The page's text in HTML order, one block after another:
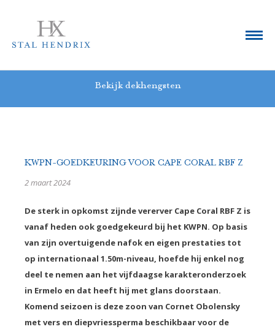
Bekijk dekhengsten
KWPN-GOEDKEURING VOOR CAPE CORAL RBF Z
2 maart 2024
De sterk in opkomst zijnde vererver Cape Coral RBF Z is
vanaf heden ook goedgekeurd bij het KWPN. Op basis
van zijn overtuigende nafok en eigen prestaties tot
op internationaal 1.50m-niveau, hoefde hij enkel nog
deel te nemen aan het vijfdaagse karakteronderzoek
in Ermelo en dat heeft hij met glans doorstaan.
Komend seizoen is deze zoon van Cornet Obolensky
met vers en diepvriessperma beschikbaar voor de